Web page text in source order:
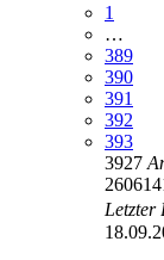
1
…
389
390
391
392
393
3927
Letzter